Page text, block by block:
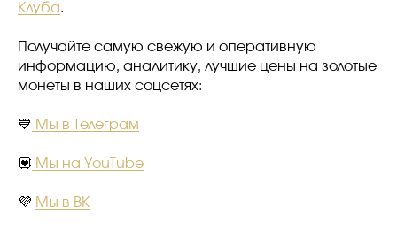
Клуба.
Получайте самую свежую и оперативную
информацию, аналитику, лучшие цены на золотые
монеты в наших соцсетях:
💙 Мы в Телеграм
💟 Мы на YouTube
💜 Мы в ВК